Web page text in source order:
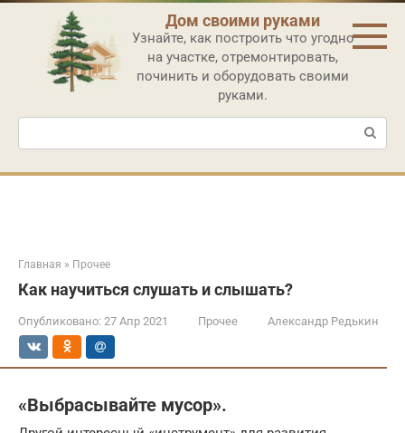
Перейти
контенту
Дом своими руками
Узнайте, как построить что угодно
на участке, отремонтировать,
починить и оборудовать своими
руками.
Поиск:
Главная » Прочее
Как научиться слушать и слышать?
Опубликовано: 27 Апр 2021 Прочее Александр Редькин
«Выбрасывайте мусор».